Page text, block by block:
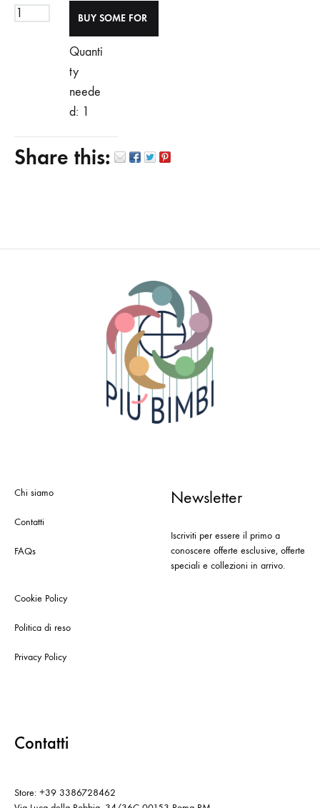
Quanti
ty
neede
d: 1
Share this:
Chi siamo
Contatti
FAQs
Cookie Policy
Politica di reso
Privacy Policy
Newsletter
Iscriviti per essere il primo a
conoscere offerte esclusive, offerte
speciali e collezioni in arrivo.
Contatti
Store: +39 3386728462